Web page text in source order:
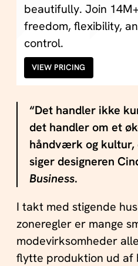
beautifully. Join
freedom, flexibility,
control.
VIEW PRICING
“Det handler ikke
det handler om et
håndværk og kultur,
siger designeren
Business.
I takt med stigende
zoneregler er mange
modevirksomheder
flytte produktion ud af